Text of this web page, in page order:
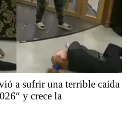
a sufrir una terrible caída
y crece la